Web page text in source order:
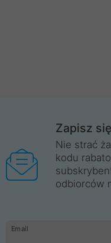
Zapisz
Nie strać
kodu
odbiorców
Email